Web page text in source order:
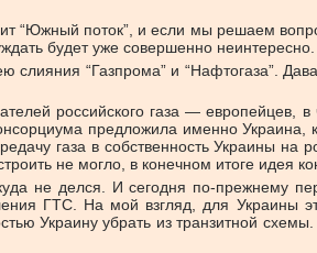
“Южный поток”, и если мы решаем
будет уже совершенно неинтересно.
“Газпрома” и “Нафтогаза”.
российского газа — европейцев,
предложила именно Украина,
газа в собственность Украины на
не могло, в конечном итоге идея
не делся. И сегодня по-прежнему
ГТС. На мой взгляд, для Украины
Украину убрать из транзитной